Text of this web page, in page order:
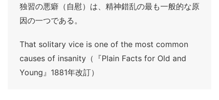
独習の悪癖（自慰）は、精神錯乱の最も一般的な原
因の一つである。
That solitary vice is one of the most common
causes of insanity（『Plain Facts for Old and
Young』1881年改訂）